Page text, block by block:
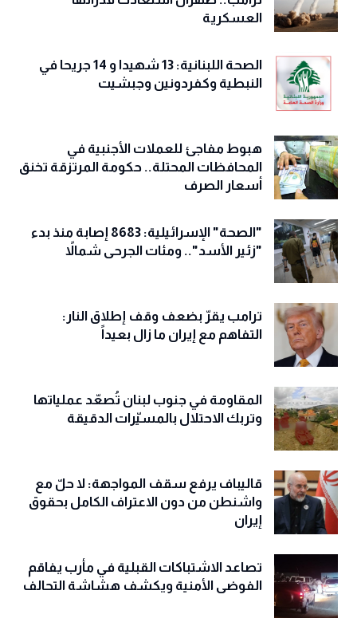
العسكرية
الصحة اللبنانية: 13 شهيدا و 14 جريحا في
النبطية وكفردونين وجبشيت
هبوط مفاجئ للعملات الأجنبية في
المحافظات المحتلة.. حكومة المرتزقة تخنق
أسعار الصرف
"الصحة" الإسرائيلية: 8683 إصابة منذ بدء
"زئير الأسد".. ومئات الجرحى شمالاً
ترامب يقرّ بضعف وقف إطلاق النار:
التفاهم مع إيران ما زال بعيداً
المقاومة في جنوب لبنان تُصعّد عملياتها
وتربك الاحتلال بالمسيّرات الدقيقة
قاليباف يرفع سقف المواجهة: لا حلّ مع
واشنطن من دون الاعتراف الكامل بحقوق
إيران
تصاعد الاشتباكات القبلية في مأرب يفاقم
الفوضى الأمنية ويكشف هشاشة التحالف